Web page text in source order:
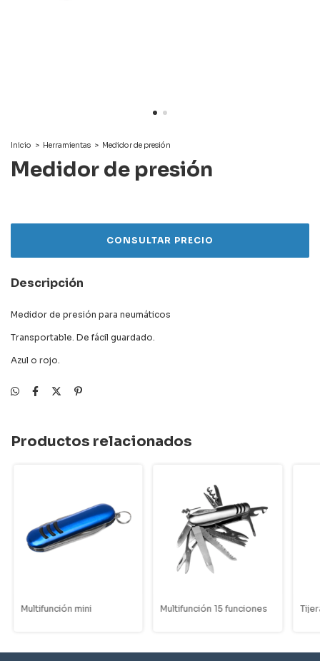
Inicio > Herramientas > Medidor de presión
Medidor de presión
Descripción
Medidor de presión para neumáticos
Transportable. De fácil guardado.
Azul o rojo.
Productos relacionados
Multifunción mini Multifunción 15 funciones